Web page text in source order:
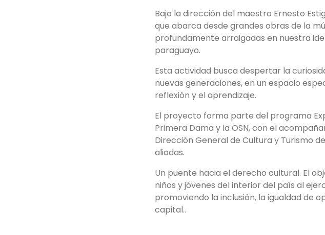
Bajo la dirección del maestro Ernesto
que abarca desde grandes obras de la
profundamente arraigadas en nuestra
paraguayo.
Esta actividad busca despertar la
nuevas generaciones, en un espacio
reflexión y el aprendizaje.
El proyecto forma parte del programa
Primera Dama y la OSN, con el
Dirección General de Cultura y Turismo
aliadas.
Un puente hacia el derecho cultural. El
niños y jóvenes del interior del país al
promoviendo la inclusión, la igualdad de
capital..